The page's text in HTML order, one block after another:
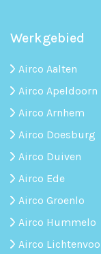
Werkgebied
Airco Aalten
Airco Apeldoorn
Airco Arnhem
Airco Doesburg
Airco Duiven
Airco Ede
Airco Groenlo
Airco Hummelo
Airco